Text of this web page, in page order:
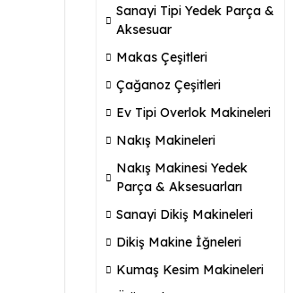
Sanayi Tipi Yedek Parça &
Aksesuar
Makas Çeşitleri
Çağanoz Çeşitleri
Ev Tipi Overlok Makineleri
Nakış Makineleri
Nakış Makinesi Yedek
Parça & Aksesuarları
Sanayi Dikiş Makineleri
Dikiş Makine İğneleri
Kumaş Kesim Makineleri